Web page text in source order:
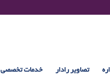
تصاویر رادار خدمات تخصصی